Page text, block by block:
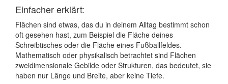
Einfacher erklärt:
Flächen sind etwas, das du in deinem Alltag bestimmt schon
oft gesehen hast, zum Beispiel die Fläche deines
Schreibtisches oder die Fläche eines Fußballfeldes.
Mathematisch oder physikalisch betrachtet sind Flächen
zweidimensionale Gebilde oder Strukturen, das bedeutet, sie
haben nur Länge und Breite, aber keine Tiefe.